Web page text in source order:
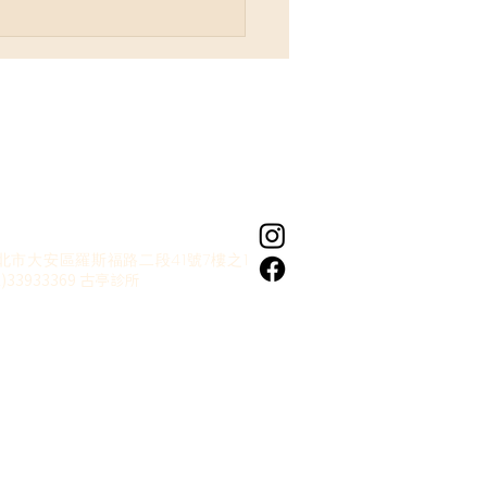
創造了安娜？童年幻想
響我們的人生】
市大安區羅斯福路二段41號7樓之1
古亭診所